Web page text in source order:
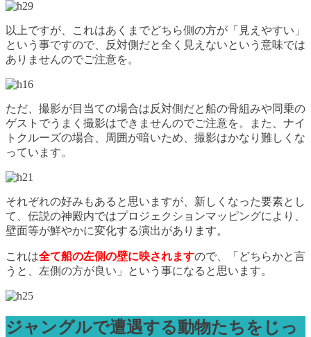
以上ですが、これはあくまでどちら側の方が「見えやすい」
という事ですので、反対側だと全く見えないという意味では
ありませんのでご注意を。
ただ、撮影が目当ての場合は反対側だと船の骨組みや同乗の
ゲストでうまく撮影はできませんのでご注意を。また、ナイ
トクルーズの場合、周囲が暗いため、撮影はかなり難しくな
っています。
それぞれの好みもあると思いますが、新しくなった要素とし
て、伝説の神殿内ではプロジェクションマッピングにより、
壁面等が鮮やかに変化する演出があります。
これは全て船の左側の壁に映されますので、「どちらかと言
うと、左側の方が良い」という事になると思います。
ジャングルで遭遇する動物たちをじっ